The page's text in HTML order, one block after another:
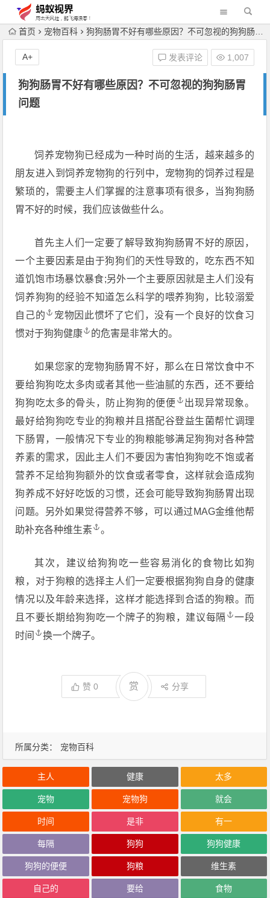
首页 宠物百科 狗狗肠胃不好有哪些原因？不可忽视的狗狗肠胃问题
狗狗肠胃不好有哪些原因？不可忽视的狗狗肠胃
问题
发表评论 1,007
A+
所属分类： 宠物百科
饲养宠物狗已经成为一种时尚的生活，越来越多的
朋友进入到饲养宠物狗的行列中，宠物狗的饲养过程是
繁琐的，需要主人们掌握的注意事项有很多，当狗狗肠
胃不好的时候，我们应该做些什么。
首先主人们一定要了解导致狗狗肠胃不好的原因，
一个主要因素是由于狗狗们的天性导致的，吃东西不知
道饥饱市场暴饮暴食;另外一个主要原因就是主人们没有
饲养狗狗的经验不知道怎么科学的喂养狗狗，比较溺爱
自己的
宠物因此惯坏了它们，没有一个良好的饮食习
惯对于狗狗健康 的危害是非常大的。
如果您家的宠物狗肠胃不好，那么在日常饮食中不
要给狗狗吃太多肉或者其他一些油腻的东西，还不要给
狗狗吃太多的骨头，防止狗狗的便便
出现异常现象。
最好给狗狗吃专业的狗粮并且搭配谷登益生菌帮忙调理
下肠胃，一般情况下专业的狗粮能够满足狗狗对各种营
养素的需求，因此主人们不要因为害怕狗狗吃不饱或者
营养不足给狗狗额外的饮食或者零食，这样就会造成狗
狗养成不好好吃饭的习惯，还会可能导致狗狗肠胃出现
问题。另外如果觉得营养不够，可以通过MAG金维他帮
助补充各种维生素 。
其次，建议给狗狗吃一些容易消化的食物比如狗
粮，对于狗粮的选择主人们一定要根据狗狗自身的健康
情况以及年龄来选择，这样才能选择到合适的狗粮。而
且不要长期给狗狗吃一个牌子的狗粮，建议每隔
一段
时间
换一个牌子。
赞0 赏 分享
主人 健康 太多
宠物 宠物狗 就会
时间 是非 有一
每隔 狗狗 狗狗健康
狗狗的便便 狗粮 维生素
自己的 要给 食物